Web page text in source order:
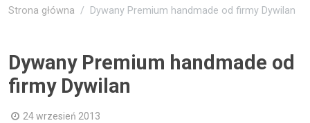
Strona główna Dywany Premium handmade od firmy Dywilan
Dywany Premium handmade od
firmy Dywilan
24 wrzesień 2013